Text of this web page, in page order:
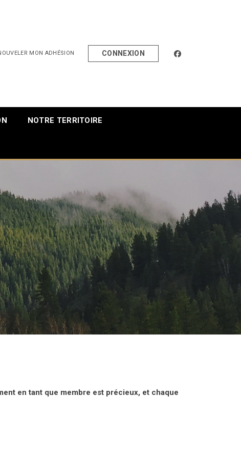
MON ADHÉSION CONNEXION facebook
NOTRE TERRITOIRE
en tant que membre est précieux, et chaque